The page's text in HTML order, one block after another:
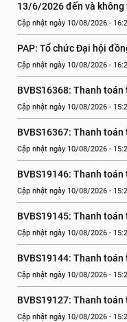
13/6/2026 đến và
Cập nhật ngày 10/08/2026 -
PAP: Tổ chức Đại hội
Cập nhật ngày 10/08/2026 -
BVBS16368: Thanh
Cập nhật ngày 10/08/2026 -
BVBS16367: Thanh
Cập nhật ngày 10/08/2026 -
BVBS19146: Thanh
Cập nhật ngày 10/08/2026 -
BVBS19145: Thanh
Cập nhật ngày 10/08/2026 -
BVBS19144: Thanh
Cập nhật ngày 10/08/2026 -
BVBS19127: Thanh
Cập nhật ngày 10/08/2026 -